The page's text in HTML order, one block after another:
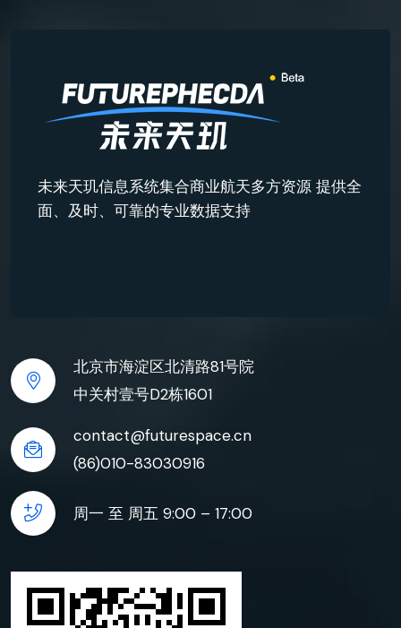
未来天玑信息系统集合商业航天多方资源 提供全
面、及时、可靠的专业数据支持
北京市海淀区北清路81号院
中关村壹号D2栋1601
contact@futurespace.cn
(86)010-83030916
周一 至 周五 9:00 – 17:00